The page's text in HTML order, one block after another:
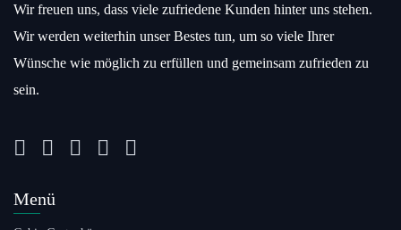
Wir freuen uns, dass viele zufriedene Kunden hinter uns stehen.
Wir werden weiterhin unser Bestes tun, um so viele Ihrer
Wünsche wie möglich zu erfüllen und gemeinsam zufrieden zu
sein.
Menü